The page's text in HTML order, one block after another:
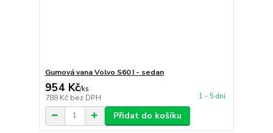
Gumová vana Volvo S60 I - sedan
954 Kč/ks
788 Kč bez DPH 1 - 5 dní
Přidat do košíku